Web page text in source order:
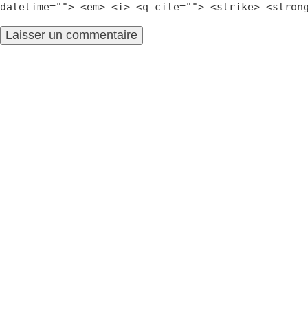
datetime=""> <em> <i> <q cite=""> <strike>